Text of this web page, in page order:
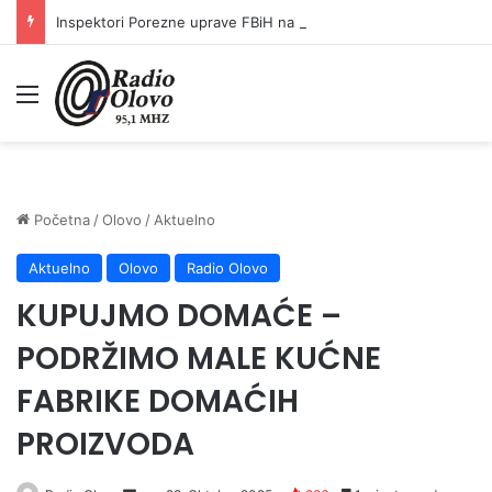
Meni
Početna /Olovo / Aktuelno
Aktuelno Olovo Radio Olovo
KUPUJMO DOMAĆE –
PODRŽIMO MALE KUĆNE
FABRIKE DOMAĆIH
PROIZVODA